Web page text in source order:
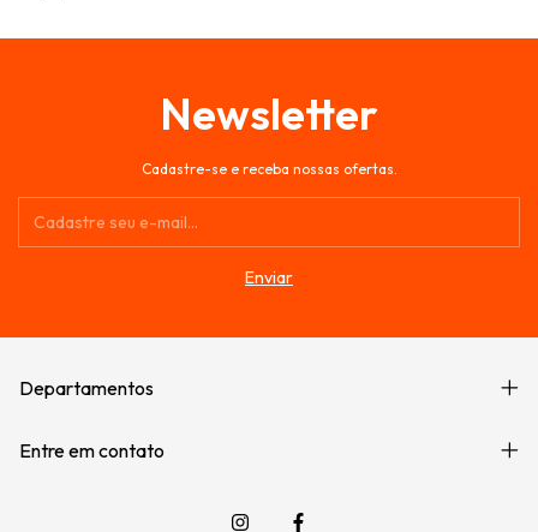
Newsletter
Cadastre-se e receba nossas ofertas.
Departamentos
Entre em contato